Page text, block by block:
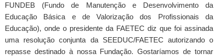
FUNDEB (Fundo de Manutenção e Desenvolvimento da
Educação Básica e de Valorização dos Profissionais da
Educação), onde o presidente da FAETEC diz que foi assinada
uma resolução conjunta da SEEDUC/FAETEC autorizando o
repasse destinado à nossa Fundação. Gostaríamos de tornar